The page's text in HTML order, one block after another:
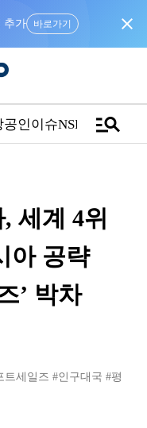
추가 바로가기 close
공인이슈NSPTVmanage_search
세계 4위
아 공략
’ 박차
트세일즈 #인구대국 #평